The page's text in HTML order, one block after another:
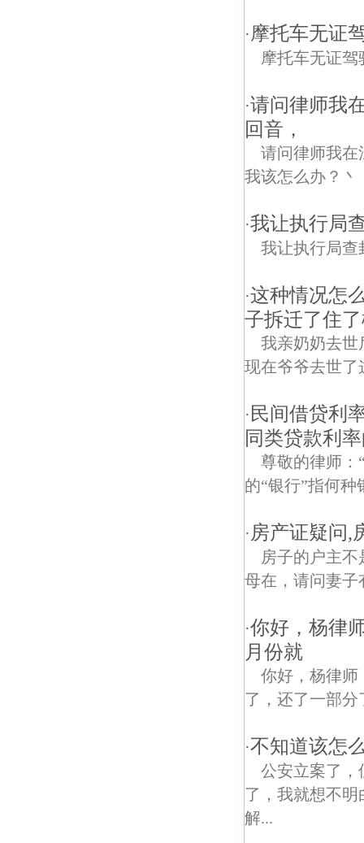
·摩托车无证
摩托车无证
·请问律师我
回音，
请问律师我在
我该怎么办？丶
·我让执行局
我让执行局查
·这种情况怎
子拆迁了住
我亲奶奶去世
现在爷爷去世了
· 民间借贷利
同类贷款利
尊敬的律师：
的“银行”指何种
· 房产证疑问,
房子的户主
母在，请问妻子
·你好，杨律
月份就
你好，杨律师
了，还了一部
·不知道该怎
公安立案了，
了，我就想不
解...